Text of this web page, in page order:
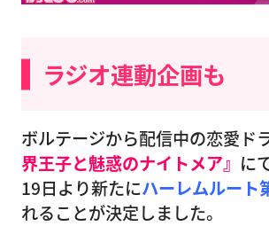
ラジオ連動企画も
ボルテージから配信中の恋愛ド
界王子と魅惑のナイトメア』 に
19日より新たにハーレムルート
れることが決定しました。